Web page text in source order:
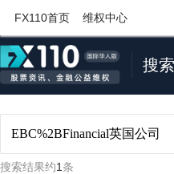
FX110首页 维权中心
搜索
搜索结果约1条